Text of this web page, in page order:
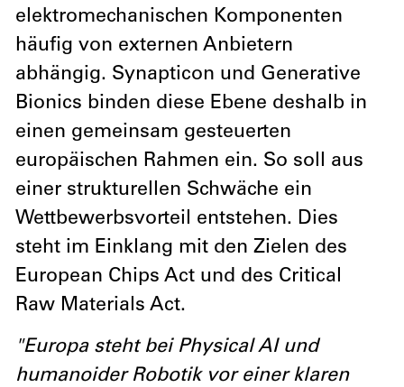
elektromechanischen Komponenten
häufig von externen Anbietern
abhängig. Synapticon und Generative
Bionics binden diese Ebene deshalb in
einen gemeinsam gesteuerten
europäischen Rahmen ein. So soll aus
einer strukturellen Schwäche ein
Wettbewerbsvorteil entstehen. Dies
steht im Einklang mit den Zielen des
European Chips Act und des Critical
Raw Materials Act.
"Europa steht bei Physical AI und
humanoider Robotik vor einer klaren